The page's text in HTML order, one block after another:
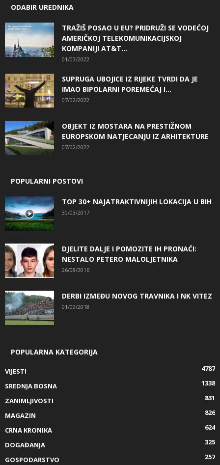
ODABIR UREDNIKA
TRAŽIŠ POSAO U EU? PRIDRUŽI SE VODEĆOJ
AMERIČKOJ TELEKOMUNIKACIJSKOJ
KOMPANIJI AT&T...
01/03/2022
SUPRUGA UBOJICE IZ RIJEKE TVRDI DA JE
IMAO BIPOLARNI POREMEĆAJ I...
07/02/2022
OBJEKT IZ MOSTARA NA PRESTIŽNOM
EUROPSKOM NATJECANJU IZ ARHITEKTURE
07/02/2022
POPULARNI POSTOVI
TOP 30+ NAJATRAKTIVNIJIH LOKACIJA U BIH
30/03/2017
DJELITE DALJE I POMOZITE IH PRONAĆI:
NESTALO PETERO MALOLJETNIKA
26/08/2016
DERBI IZMEĐU NOVOG TRAVNIKA I NK VITEZ
01/09/2018
POPULARNA KATEGORIJA
VIJESTI
4787
SREDNJA BOSNA
1338
ZANIMLJIVOSTI
831
MAGAZIN
826
CRNA KRONIKA
624
DOGAĐANJA
325
GOSPODARSTVO
257